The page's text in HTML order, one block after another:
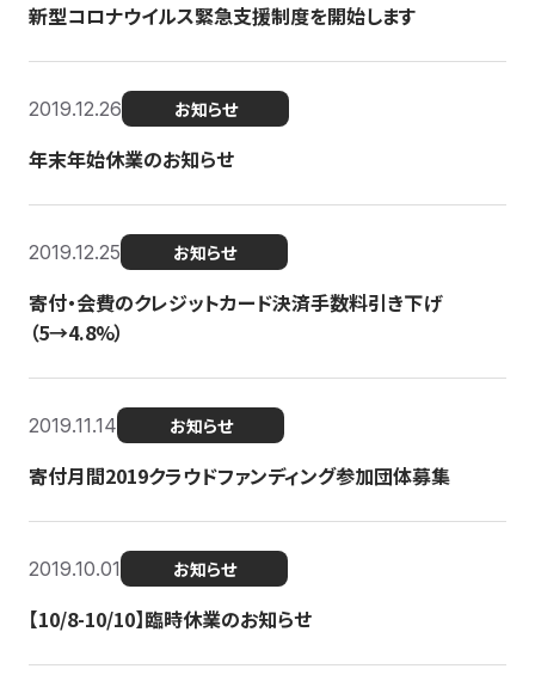
新型コロナウイルス緊急支援制度を開始します
2019.12.26 お知らせ
年末年始休業のお知らせ
2019.12.25 お知らせ
寄付・会費のクレジットカード決済手数料引き下げ
（5→4.8%）
2019.11.14 お知らせ
寄付月間2019クラウドファンディング参加団体募集
2019.10.01 お知らせ
【10/8-10/10】臨時休業のお知らせ